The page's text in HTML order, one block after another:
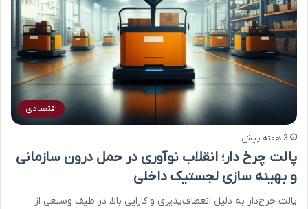
اقتصادی
3 هفته پیش
پالت چرخ دار؛ انقلاب نوآوری در حمل درون سازمانی
و بهینه سازی لجستیک داخلی
پالت چرخ‌دار به دلیل انعطاف‌پذیری و کارایی بالا، در طیف وسیعی از